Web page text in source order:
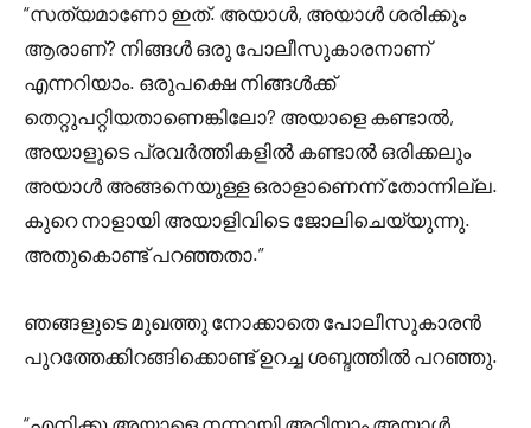
“സത്യമാണോ ഇത്. അയാൾ, അയാൾ ശരിക്കും
ആരാണ്? നിങ്ങൾ ഒരു പോലീസുകാരനാണ്
എന്നറിയാം. ഒരുപക്ഷെ നിങ്ങൾക്ക്
തെറ്റുപറ്റിയതാണെങ്കിലോ? അയാളെ കണ്ടാൽ,
അയാളുടെ പ്രവർത്തികളിൽ കണ്ടാൽ ഒരിക്കലും
അയാൾ അങ്ങനെയുള്ള ഒരാളാണെന്ന് തോന്നില്ല.
കുറെ നാളായി അയാളിവിടെ ജോലിചെയ്യുന്നു.
അതുകൊണ്ട് പറഞ്ഞതാ.”
ഞങ്ങളുടെ മുഖത്തു നോക്കാതെ പോലീസുകാരൻ
പുറത്തേക്കിറങ്ങിക്കൊണ്ട് ഉറച്ച ശബ്ദത്തിൽ പറഞ്ഞു.
“എനിക്കു അയാളെ നന്നായി അറിയാം അയാൾ